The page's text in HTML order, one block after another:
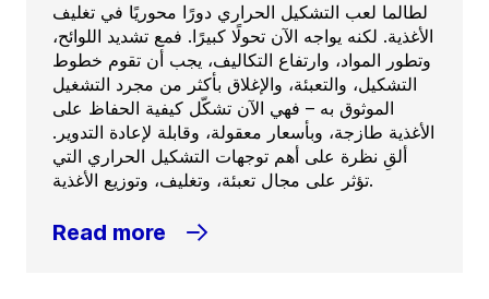
لطالما لعب التشكيل الحراري دورًا محوريًا في تغليف
الأغذية. لكنه يواجه الآن تحولًا كبيرًا. فمع تشديد اللوائح،
وتطور المواد، وارتفاع التكاليف، يجب أن تقوم خطوط
التشكيل، والتعبئة، والإغلاق بأكثر من مجرد التشغيل
الموثوق به – فهي الآن تشكّل كيفية الحفاظ على
الأغذية طازجة، وبأسعار معقولة، وقابلة لإعادة التدوير.
ألقِ نظرة على أهم توجهات التشكيل الحراري التي
تؤثر على مجال تعبئة، وتغليف، وتوزيع الأغذية.
Read more